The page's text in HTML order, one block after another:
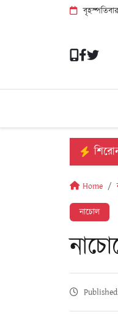
Home
নাচোল